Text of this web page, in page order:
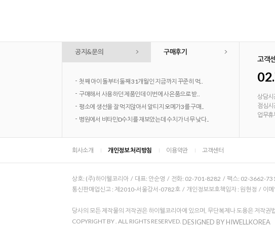
공지&문의 구매후기
- 첫째 아이 돌부터 둘째 31개월인 지금까지 꾸준히 먹..
- 구매해서 사용하던 제품인데 이번에 사은품으로 받..
- 평소에 생선을 잘 먹지않아서 알티지 오메가3를 구매..
- 병원에서 비타민D수치를 재보았는데 수치가 너무 낮다..
고객
상담시
점심시
업무휴
회사소개 개인정보 처리방침 이용약관 고객센터
상호: (주)하이웰코리아 / 대표: 안순영 / 전화: 02-701-8282 / 팩스: 02-3662-
통신판매업신고 : 제2010-서울강서-0782호 / 개인정보보호책임자 : 원현정 / 이메
당사의 모든 제작물의 저작권은 하이웰코리아에 있으며, 무단복제나 도용은 저작
COPYRIGHT BY. ALL RIGHTS RESERVED. DESIGNED BY HIWELLKOREA